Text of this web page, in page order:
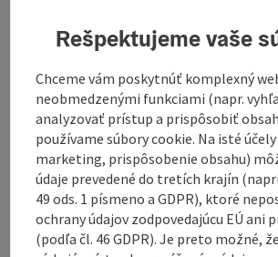
The Langzaun circuit in the Innviertel
the perfect hike for anyone who wants
varied landscape and magnificent
starts in the town center of
you on a leisurely yet impressive loop
gently rolling hills of the Innviertel
From the starting point in
To the website
Rešpektujeme vaše
Chceme vám poskytnúť komplexný
neobmedzenými funkciami (napr.
analyzovať prístup a prispôsobiť
používame súbory cookie. Na isté
marketing, prispôsobenie obsahu)
údaje prevedené do tretích krajín
49 ods. 1 písmeno a GDPR), ktoré
ochrany údajov zodpovedajúcu EÚ ani
(podľa čl. 46 GDPR). Je preto možné,